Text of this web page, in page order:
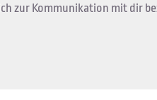
zur Kommunikation mit dir